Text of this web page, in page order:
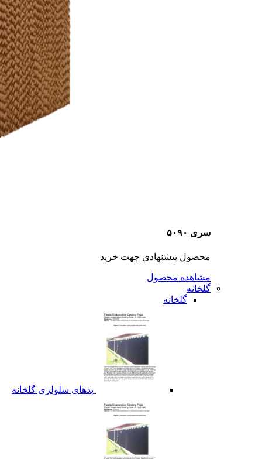
سری ۵۰۹۰
محصول پیشنهادی جهت خرید
مشاهده محصول
گلخانه
گلخانه
پدهای سلولزی گلخانه